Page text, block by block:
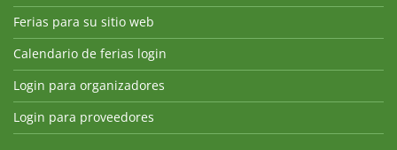
Ferias para su sitio web
Calendario de ferias login
Login para organizadores
Login para proveedores